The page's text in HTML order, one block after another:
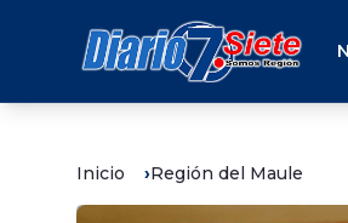
Inicio Región del Maule